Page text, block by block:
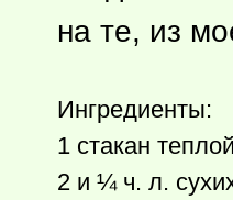
на те, из
Ингредиенты:
1 стакан
2 и ¼ ч. л.